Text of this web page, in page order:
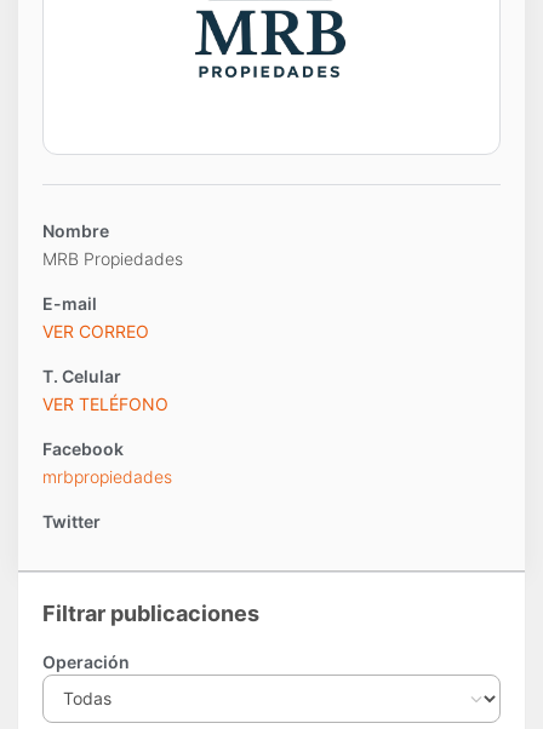
Nombre
MRB Propiedades
E-mail
VER CORREO
T. Celular
VER TELÉFONO
Facebook
mrbpropiedades
Twitter
Filtrar publicaciones
Operación